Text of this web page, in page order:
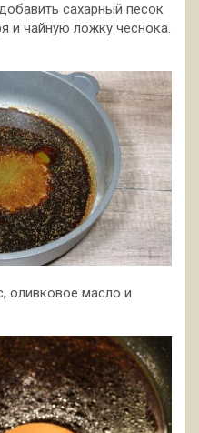
сахарный песок
и чайную ложку чеснока.
оливковое масло и